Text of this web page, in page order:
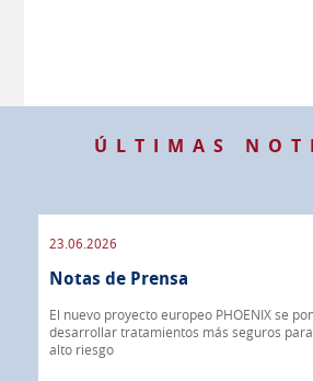
ÚLTIMAS
23.06.2026
Notas de Prensa
El nuevo proyecto europeo PHOENIX se
desarrollar tratamientos más seguros
alto riesgo